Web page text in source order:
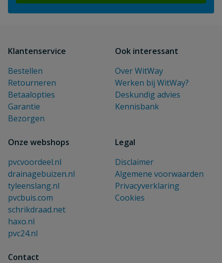
Klantenservice
Bestellen
Retourneren
Betaalopties
Garantie
Bezorgen
Ook interessant
Over WitWay
Werken bij WitWay?
Deskundig advies
Kennisbank
Onze webshops
pvcvoordeel.nl
drainagebuizen.nl
tyleenslang.nl
pvcbuis.com
schrikdraad.net
haxo.nl
pvc24.nl
Legal
Disclaimer
Algemene voorwaarden
Privacyverklaring
Cookies
Contact